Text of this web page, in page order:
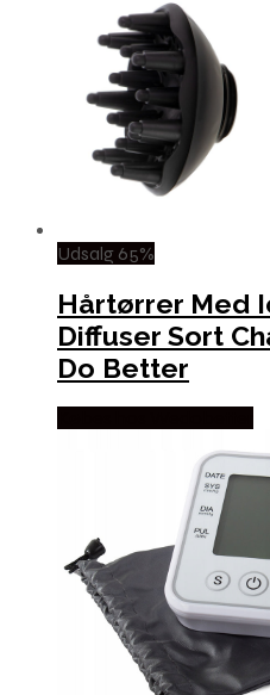
Udsalg 65%
Hårtørrer Med
Diffuser Sort
Do Better